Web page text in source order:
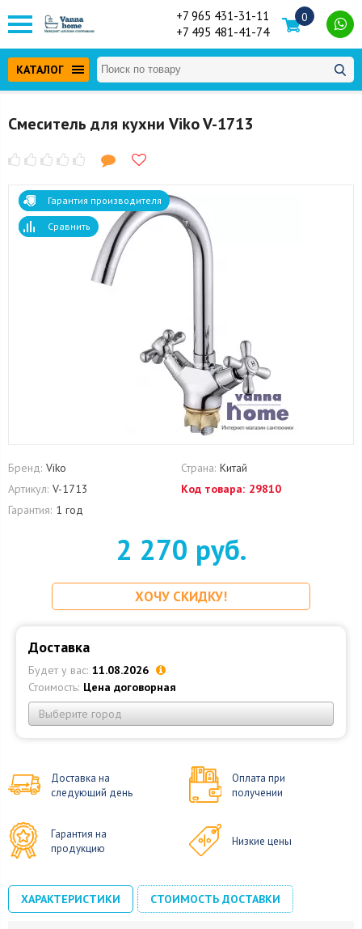
+7 965 431-31-11
+7 495 481-41-74
0
КАТАЛОГ
Смеситель для кухни Viko V-1713
Гарантия производителя
Сравнить
Бренд: Viko Страна: Китай
Артикул: V-1713 Код товара: 29810
Гарантия: 1 год
2 270 руб.
ХОЧУ СКИДКУ!
Доставка
Будет у вас: 11.08.2026
Стоимость: Цена договорная
Выберите город
Доставка на
следующий день
Оплата при
получении
Гарантия на
продукцию
Низкие цены
ХАРАКТЕРИСТИКИ СТОИМОСТЬ ДОСТАВКИ